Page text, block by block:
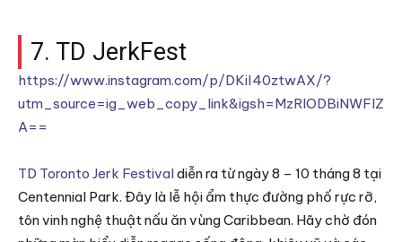
7. TD JerkFest
https://www.instagram.com/p/DKiI40ztwAX/?
utm_source=ig_web_copy_link&igsh=MzRlODBiNWFlZ
A==
TD Toronto Jerk Festivaldiễn ra từ ngày 8 – 10 tháng 8 tại
Centennial Park. Đây là lễ hội ẩm thực đường phố rực rỡ,
tôn vinh nghệ thuật nấu ăn vùng Caribbean. Hãy chờ đón